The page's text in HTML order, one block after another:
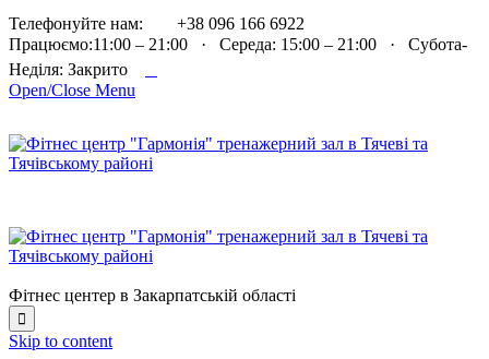
Телефонуйте нам:
+38 096 166 6922
Працюємо:11:00 – 21:00 · Середа: 15:00 – 21:00 · Субота-
Неділя: Закрито
Open/Close Menu
Фітнес центер в Закарпатській області

Skip to content